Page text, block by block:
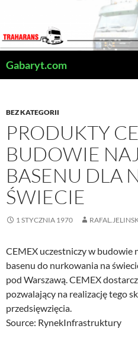
treści
Gabaryt.com
BEZ KATEGORII
PRODUKTY
BUDOWIE
BASENU DLA
ŚWIECIE
1 STYCZNIA 1970
CEMEX uczestniczy w budowie
basenu do nurkowania na
pod Warszawą. CEMEX
pozwalający na realizację tego
przedsięwzięcia.
Source: RynekInfrastruktury